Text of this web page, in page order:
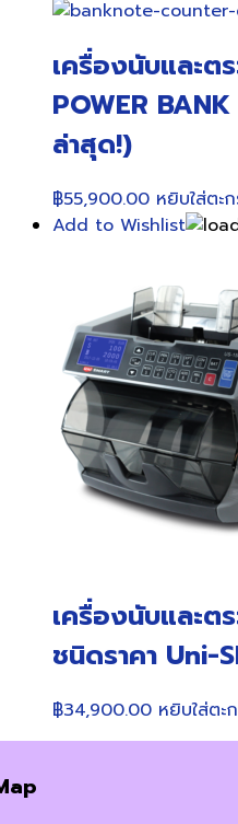
เครื่องนับและต
POWER
ล่าสุด!)
฿55,900.00 หยิบใส่ตะก
Add to Wishlist
เครื่องนับและต
ชนิดราคา Uni-
฿34,900.00 หยิบใส่ตะ